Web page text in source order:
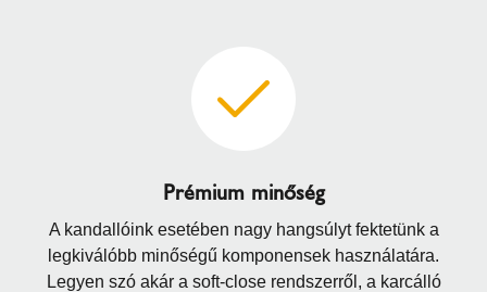
Prémium minőség
A kandallóink esetében nagy hangsúlyt fektetünk a
legkiválóbb minőségű komponensek használatára.
Legyen szó akár a soft-close rendszerről, a karcálló